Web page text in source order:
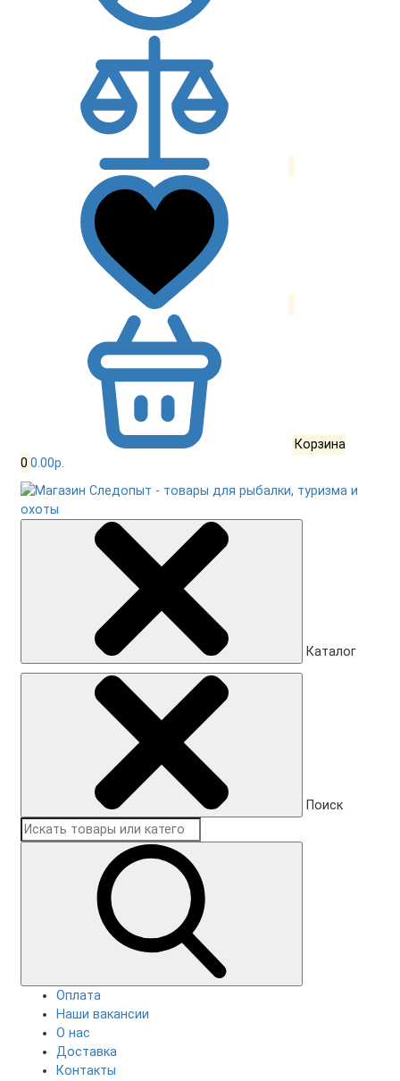
Корзина
0 0.00р.
Каталог
Поиск
Оплата
Наши вакансии
О нас
Доставка
Контакты